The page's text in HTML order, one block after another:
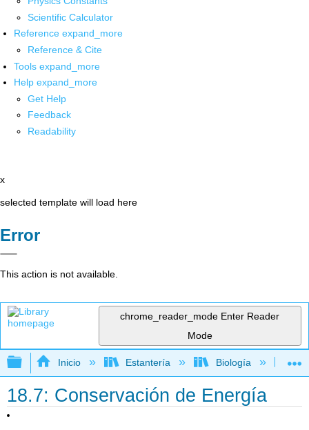
Scientific Calculator
Reference expand_more
Reference & Cite
Tools expand_more
Help expand_more
Get Help
Feedback
Readability
x
selected template will load here
Error
This action is not available.
chrome_reader_mode Enter Reader
Mode
Expandir/contraer jerarquía global
Inicio Estantería Biología
18.7: Conservación de Energía